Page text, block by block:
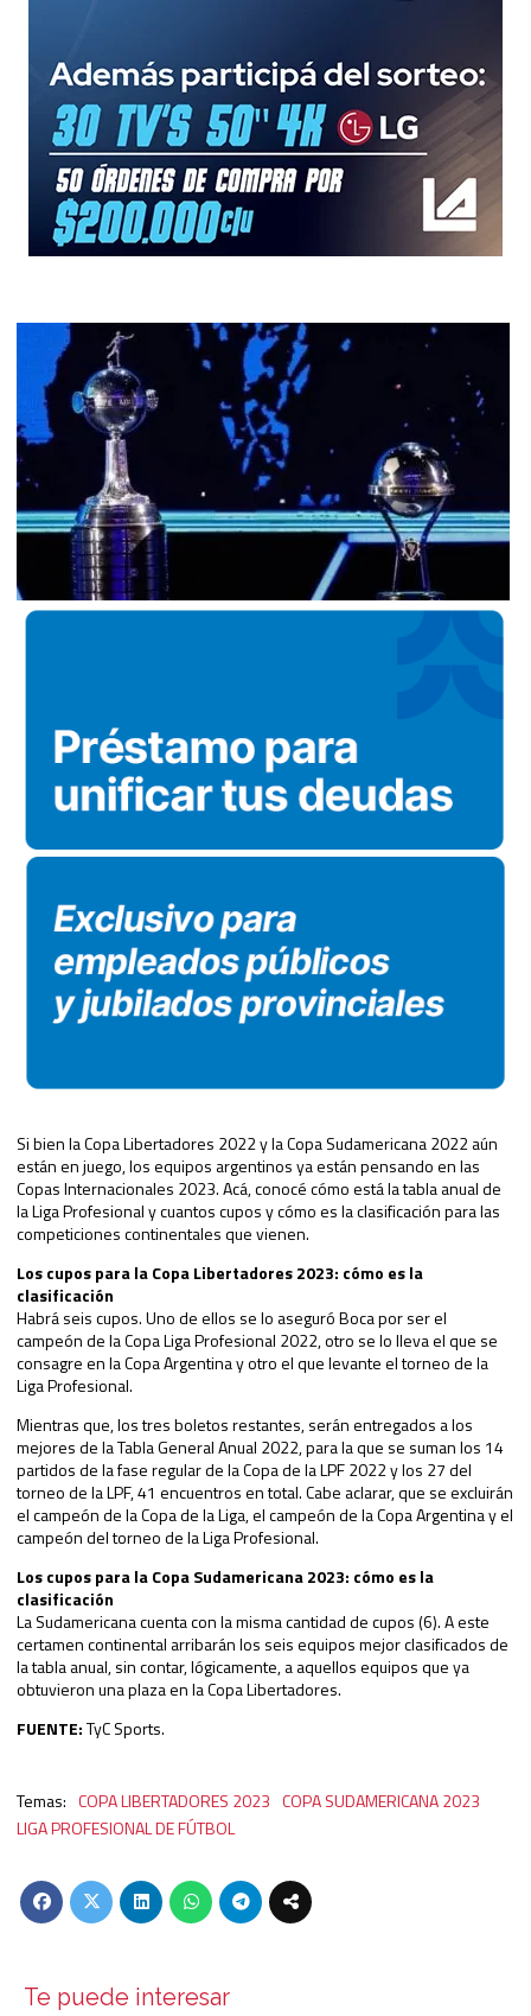
Si bien la Copa Libertadores 2022 y la Copa Sudamericana 2022 aún
están en juego, los equipos argentinos ya están pensando en las
Copas Internacionales 2023. Acá, conocé cómo está la tabla anual de
la Liga Profesional y cuantos cupos y cómo es la clasificación para las
competiciones continentales que vienen.
Los cupos para la Copa Libertadores 2023: cómo es la
clasificación
Habrá seis cupos. Uno de ellos se lo aseguró Boca por ser el
campeón de la Copa Liga Profesional 2022, otro se lo lleva el que se
consagre en la Copa Argentina y otro el que levante el torneo de la
Liga Profesional.
Mientras que, los tres boletos restantes, serán entregados a los
mejores de la Tabla General Anual 2022, para la que se suman los 14
partidos de la fase regular de la Copa de la LPF 2022 y los 27 del
torneo de la LPF, 41 encuentros en total. Cabe aclarar, que se excluirán
el campeón de la Copa de la Liga, el campeón de la Copa Argentina y el
campeón del torneo de la Liga Profesional.
Los cupos para la Copa Sudamericana 2023: cómo es la
clasificación
La Sudamericana cuenta con la misma cantidad de cupos (6). A este
certamen continental arribarán los seis equipos mejor clasificados de
la tabla anual, sin contar, lógicamente, a aquellos equipos que ya
obtuvieron una plaza en la Copa Libertadores.
FUENTE:TyC Sports.
COPA LIBERTADORES 2023 COPA SUDAMERICANA 2023
LIGA PROFESIONAL DE FÚTBOL
Te puede interesar